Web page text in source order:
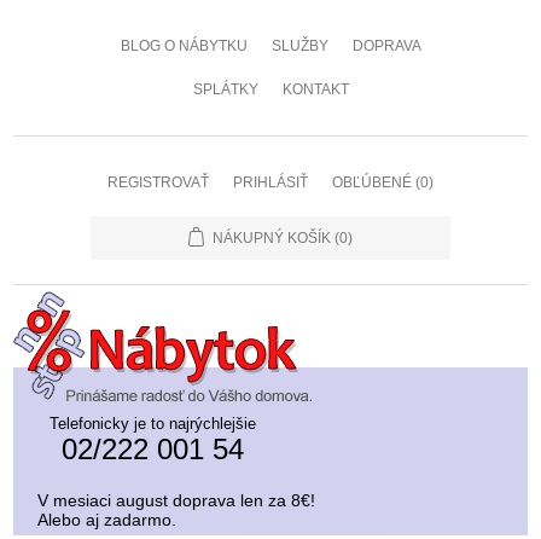
BLOG O NÁBYTKU SLUŽBY DOPRAVA
SPLÁTKY KONTAKT
REGISTROVAŤ PRIHLÁSIŤ OBĽÚBENÉ (0)
NÁKUPNÝ KOŠÍK (0)
Telefonicky je to najrýchlejšie
02/222 001 54
V mesiaci august doprava len za 8€!
Alebo aj zadarmo.